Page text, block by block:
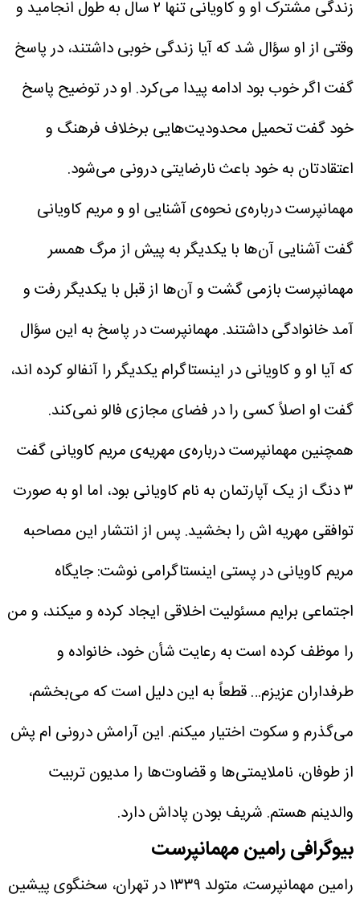
زندگی مشترک او و کاویانی تنها ۲ سال به طول انجامید و
وقتی از او سؤال شد که آیا زندگی خوبی داشتند، در پاسخ
گفت اگر خوب بود ادامه پیدا می‌کرد. او در توضیح پاسخ
خود گفت تحمیل محدودیت‌هایی برخلاف فرهنگ و
اعتقادتان به خود باعث نارضایتی درونی می‌شود.
مهمانپرست درباره‌ی نحوه‌ی آشنایی او و مریم کاویانی
گفت آشنایی آن‌ها با یکدیگر به پیش از مرگ همسر
مهمانپرست بازمی گشت و آن‌ها از قبل با یکدیگر رفت و
آمد خانوادگی داشتند. مهمانپرست در پاسخ به این سؤال
که آیا او و کاویانی در اینستاگرام یکدیگر را آنفالو کرده اند،
گفت او اصلاً کسی را در فضای مجازی فالو نمی‌کند.
همچنین مهمانپرست درباره‌ی مهریه‌ی مریم کاویانی گفت
۳ دنگ از یک آپارتمان به نام کاویانی بود، اما او به صورت
توافقی مهریه اش را بخشید. پس از انتشار این مصاحبه
مریم کاویانی در پستی اینستاگرامی نوشت:جایگاه
اجتماعی برایم مسئولیت اخلاقی ایجاد کرده و میکند، و من
را موظف کرده است به رعایت شأن خود، خانواده و
طرفداران عزیزم…قطعاً به این دلیل است که می‌بخشم،
می‌گذرم و سکوت اختیار میکنم. این آرامش درونی ام پش
از طوفان، ناملایمتی‌ها و قضاوت‌ها را مدیون تربیت
والدینم هستم. شریف بودن پاداش دارد.
بیوگرافی رامین مهمانپرست
رامین مهمانپرست، متولد ۱۳۳۹ در تهران، سخنگوی پیشین